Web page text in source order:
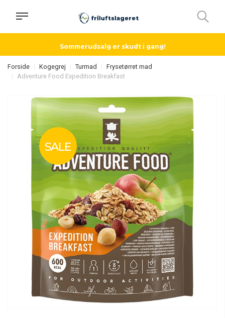
Sommerudsalg er skudt i gang!
Forside Kogegrej Turmad
Frysetørret mad
Adventure Food Expedition Breakfast
SALE